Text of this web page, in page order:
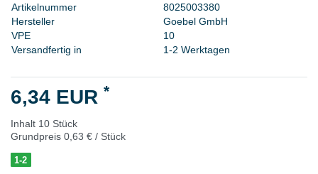
Artikelnummer 8025003380
Hersteller Goebel GmbH
VPE 10
Versandfertig in
1-2 Werktagen
6,34 EUR *
Inhalt 10 Stück
Grundpreis 0,63 € / Stück
1-2